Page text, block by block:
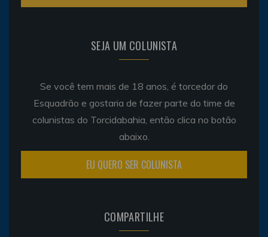
SEJA UM COLUNISTA
Se você tem mais de 18 anos, é torcedor do
Esquadrão e gostaria de fazer parte do time de
colunistas do Torcidabahia, então clica no botão
abaixo.
EU QUERO SER COLUNISTA
COMPARTILHE